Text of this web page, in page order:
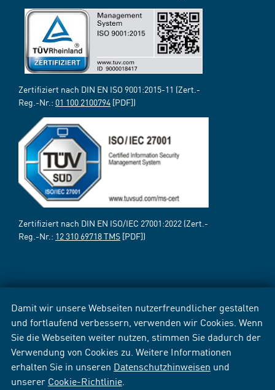
Damit wir unsere Webseiten nutzerfreundlicher gestalten
und fortlaufend verbessern, verwenden wir Cookies. Wenn
Sie die Webseiten weiter nutzen, stimmen Sie dadurch der
Verwendung von Cookies zu. Weitere Informationen
erhalten Sie in unseren Datenschutzhinweisen und
unserer Cookie-Richtlinie
Zertifiziert nach DIN EN ISO 9001:2015-11 (Zert.-
Reg.-Nr.: 01 100 2100794 [PDF])
Zertifiziert nach DIN EN ISO/IEC 27001:2022 (Zert.-
Reg.-Nr.: 12 310 69718 TMS [PDF])